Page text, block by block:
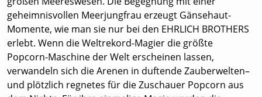
geheimnisvollen Meerjungfrau erzeugt Gänsehaut-
Momente, wie man sie nur bei den EHRLICH BROTHERS
erlebt. Wenn die Weltrekord-Magier die größte
Popcorn-Maschine der Welt erscheinen lassen,
verwandeln sich die Arenen in duftende Zauberwelten–
und plötzlich regnetes für die Zuschauer Popcorn aus